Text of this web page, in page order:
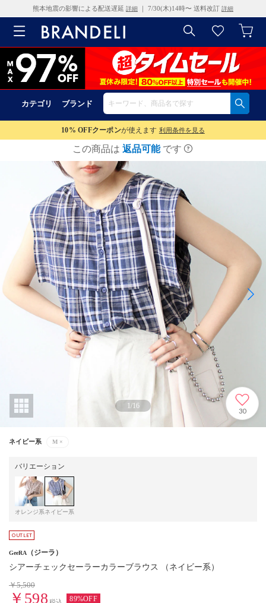
熊本地震の影響による配送遅延 詳細 ｜ 7/30(木)14時〜 送料改訂 詳細
カテゴリ ブランド
10% OFFクーポンが使えます 利用条件を見る
この商品は 返品可能 です
1/16
30
ネイビー系 M ×
バリエーション
オレンジ系ネイビー系
GeeRA （ジーラ）
シアーチェックセーラーカラーブラウス （ネイビー系）
￥5,500
￥598 89%OFF